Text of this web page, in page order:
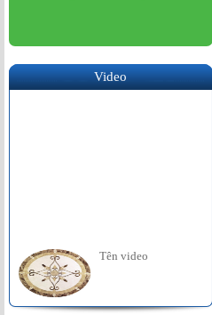
Video
Tên video